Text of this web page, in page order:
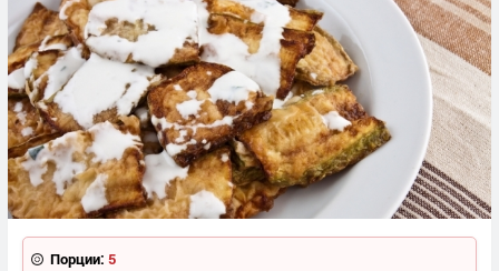
Порции: 5